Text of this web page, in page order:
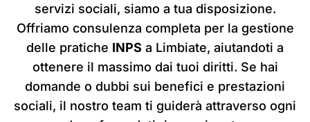
servizi sociali, siamo a tua disposizione.
Offriamo consulenza completa per la gestione
delle pratiche INPS a Limbiate, aiutandoti a
ottenere il massimo dai tuoi diritti. Se hai
domande o dubbi sui benefici e prestazioni
sociali, il nostro team ti guiderà attraverso ogni